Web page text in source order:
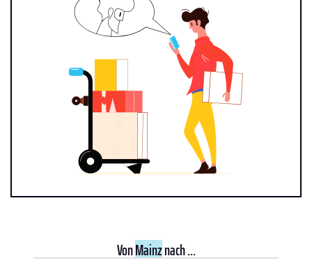
VonMainznach ...